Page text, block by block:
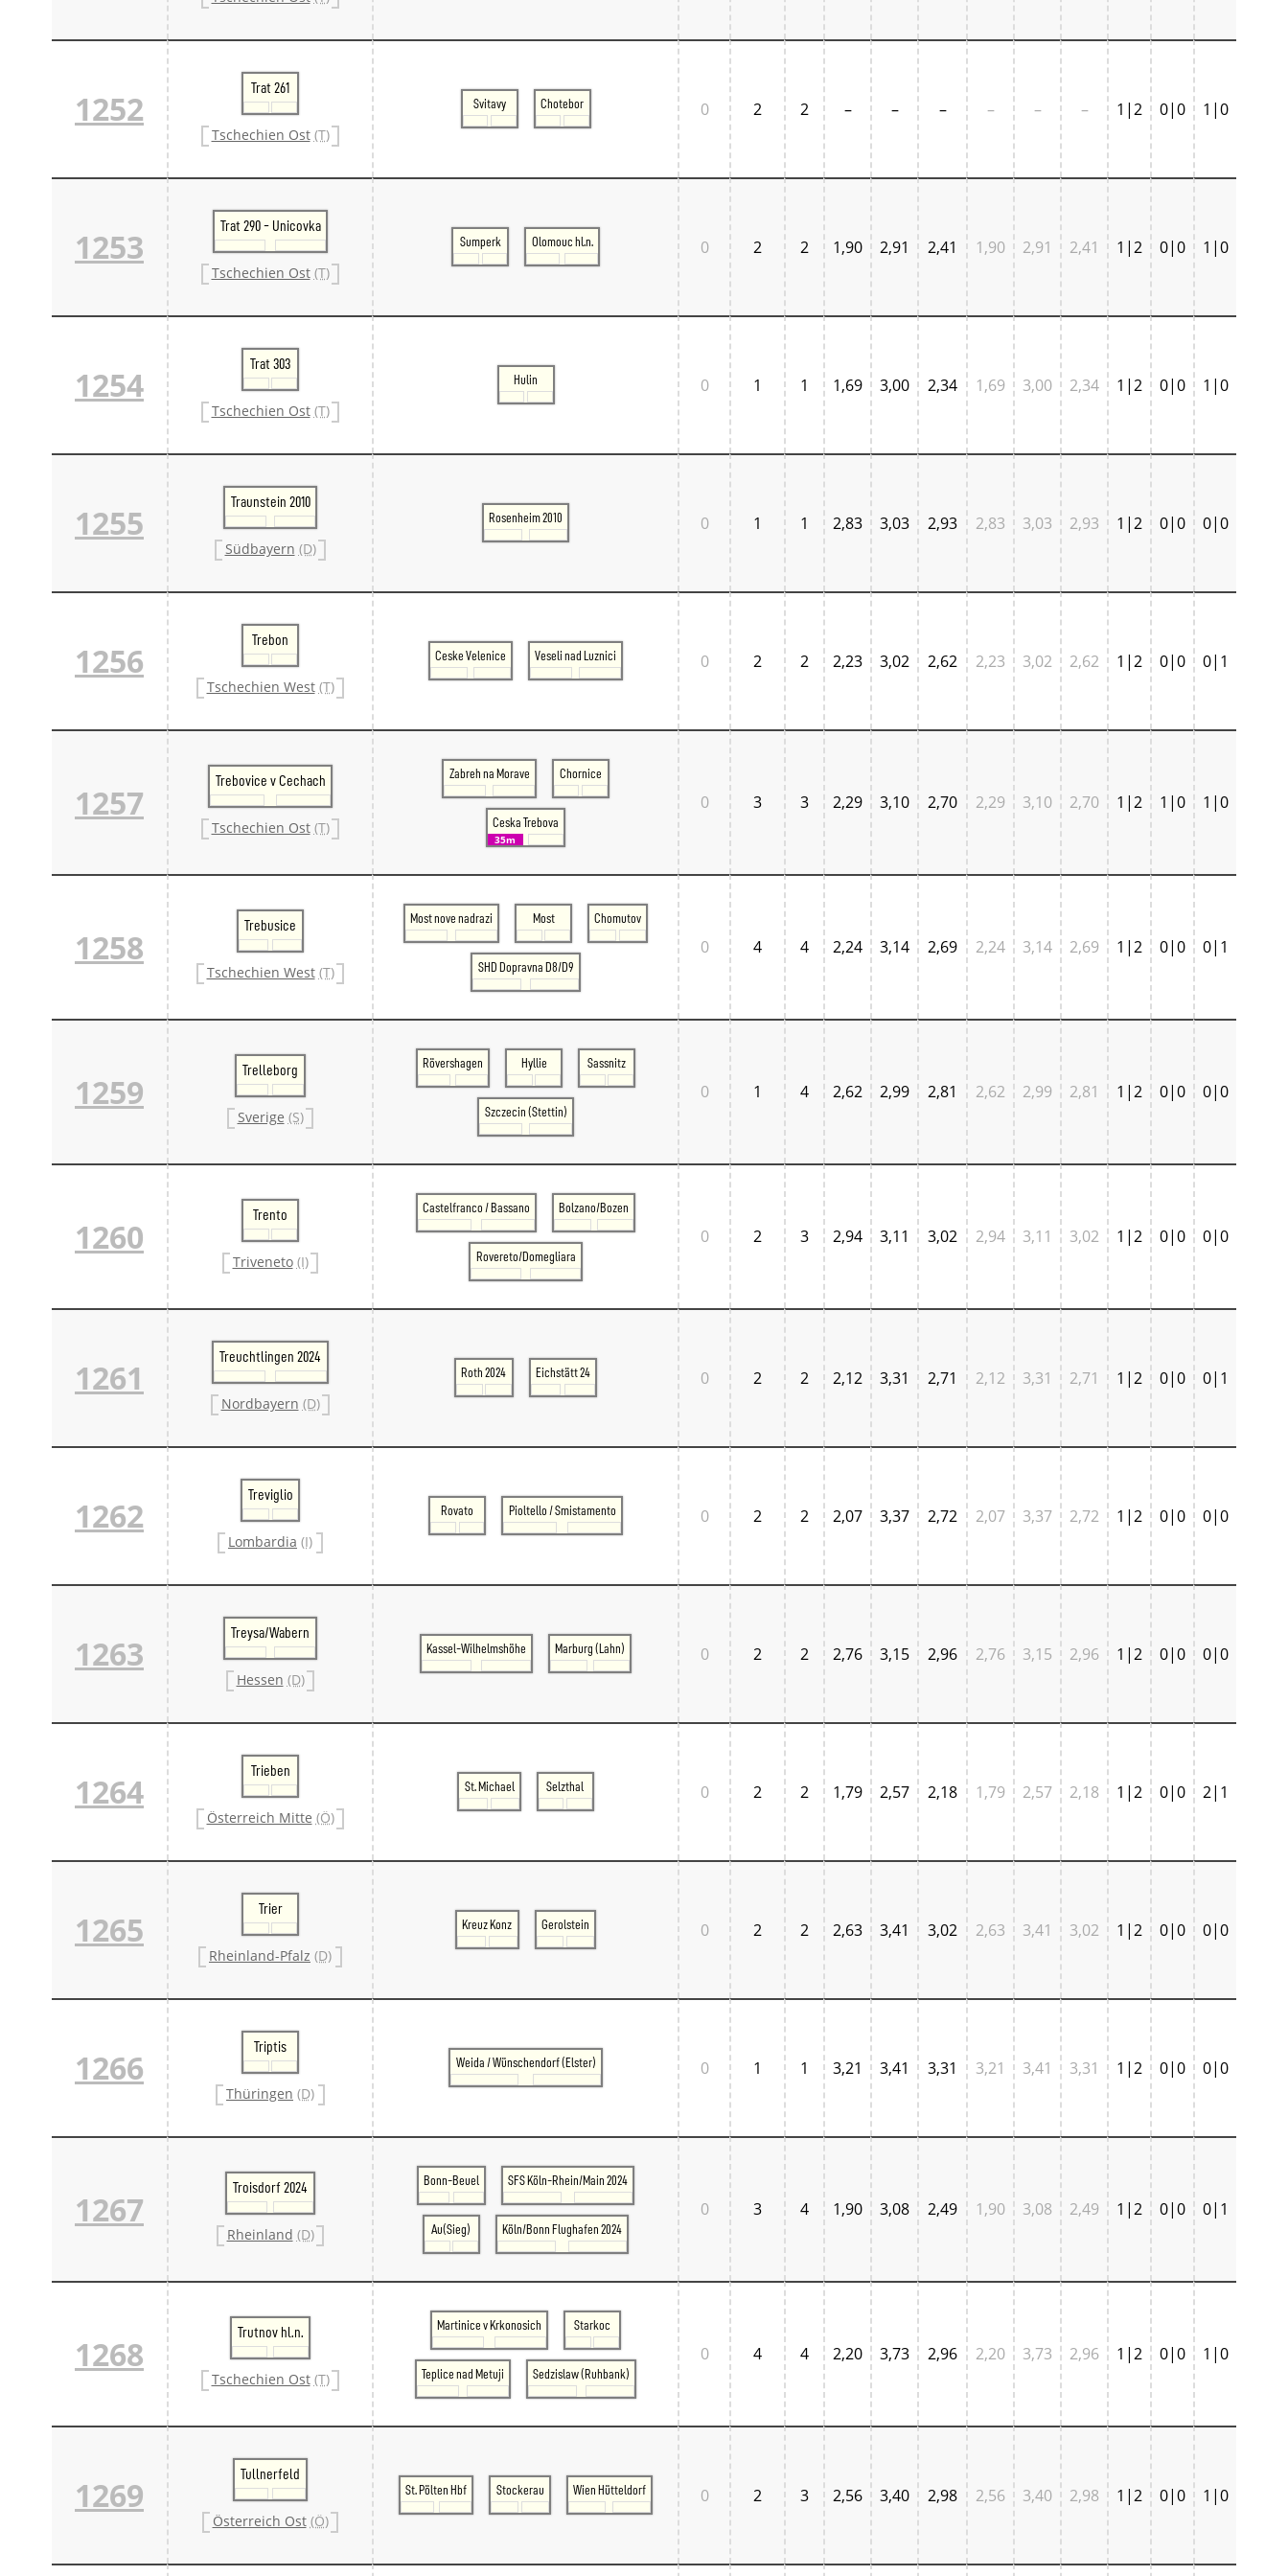
Großbritannien London
Großbritannien South East
Großbritannien South West
Triveneto
Ostschweiz
Tessin
Westschweiz
Zürich und Umgebung
Tschechien
Weitere Regionen
Alternative Stellwerke
BundesbahnZeiten
Österreich
1252
Trat 261
Tschechien Ost (T)
Svitavy Chotebor 0 2 2 – – – – – – 1|2 0|0 1|0
1253
Trat 290 - Unicovka
Tschechien Ost (T)
Sumperk Olomouc hl.n. 0 2 2 1,90 2,91 2,41 1,90 2,91 2,41 1|2 0|0 1|0
1254
Trat 303
Tschechien Ost (T)
Hulin 0 1 1 1,69 3,00 2,34 1,69 3,00 2,34 1|2 0|0 1|0
1255
Traunstein 2010
Südbayern (D)
Rosenheim 2010 0 1 1 2,83 3,03 2,93 2,83 3,03 2,93 1|2 0|0 0|0
1256
Trebon
Tschechien West (T)
Ceske Velenice Veseli nad Luznici 0 2 2 2,23 3,02 2,62 2,23 3,02 2,62 1|2 0|0 0|1
1257
Trebovice v Cechach
Tschechien Ost (T)
Zabreh na Morave Chornice
Ceska Trebova
35m
0 3 3 2,29 3,10 2,70 2,29 3,10 2,70 1|2 1|0 1|0
1258
Trebusice
Tschechien West (T)
Most nove nadrazi Most Chomutov
SHD Dopravna D8/D9
0 4 4 2,24 3,14 2,69 2,24 3,14 2,69 1|2 0|0 0|1
1259
Trelleborg
Sverige (S)
Rövershagen Hyllie Sassnitz
Szczecin (Stettin)
0 1 4 2,62 2,99 2,81 2,62 2,99 2,81 1|2 0|0 0|0
1260
Trento
Triveneto (I)
Castelfranco / Bassano Bolzano/Bozen
Rovereto/Domegliara
0 2 3 2,94 3,11 3,02 2,94 3,11 3,02 1|2 0|0 0|0
1261
Treuchtlingen 2024
Nordbayern (D)
Roth 2024 Eichstätt 24 0 2 2 2,12 3,31 2,71 2,12 3,31 2,71 1|2 0|0 0|1
1262
Treviglio
Lombardia (I)
Rovato Pioltello / Smistamento 0 2 2 2,07 3,37 2,72 2,07 3,37 2,72 1|2 0|0 0|0
1263
Treysa/Wabern
Hessen (D)
Kassel-Wilhelmshöhe Marburg (Lahn) 0 2 2 2,76 3,15 2,96 2,76 3,15 2,96 1|2 0|0 0|0
1264
Trieben
Österreich Mitte (Ö)
St. Michael Selzthal 0 2 2 1,79 2,57 2,18 1,79 2,57 2,18 1|2 0|0 2|1
1265
Trier
Rheinland-Pfalz (D)
Kreuz Konz Gerolstein 0 2 2 2,63 3,41 3,02 2,63 3,41 3,02 1|2 0|0 0|0
1266
Triptis
Thüringen (D)
Weida / Wünschendorf (Elster) 0 1 1 3,21 3,41 3,31 3,21 3,41 3,31 1|2 0|0 0|0
1267
Troisdorf 2024
Rheinland (D)
Bonn-Beuel SFS Köln-Rhein/Main 2024
Au(Sieg) Köln/Bonn Flughafen 2024
0 3 4 1,90 3,08 2,49 1,90 3,08 2,49 1|2 0|0 0|1
1268
Trutnov hl.n.
Tschechien Ost (T)
Martinice v Krkonosich Starkoc
Teplice nad Metuji Sedzislaw (Ruhbank)
0 4 4 2,20 3,73 2,96 2,20 3,73 2,96 1|2 0|0 1|0
1269
Tullnerfeld
Österreich Ost (Ö)
St. Pölten Hbf Stockerau Wien Hütteldorf 0 2 3 2,56 3,40 2,98 2,56 3,40 2,98 1|2 0|0 1|0